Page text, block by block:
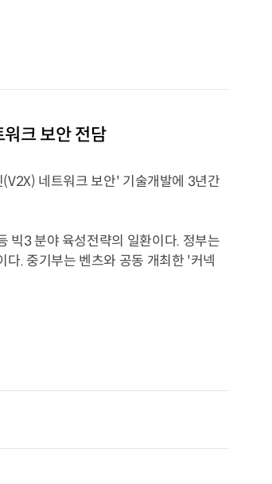
크 보안 전담
네트워크 보안' 기술개발에 3년간
빅3 분야 육성전략의 일환이다. 정부는
. 중기부는 벤츠와 공동 개최한 '커넥